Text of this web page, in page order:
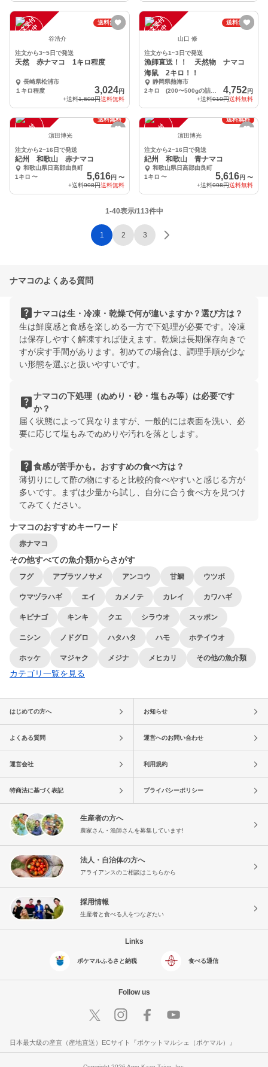
注
文
受
付
停
止
中
送料無料
谷浩介
注文から3~5日で発送
天然 赤ナマコ 1キロ程度
長崎県松浦市
１キロ程度
3,024円
+送料1,600円送料無料
注
文
受
付
停
止
中
送料無料
山口 修
注文から1~3日で発送
漁師直送！！ 天然物 ナマコ
海鼠 2キロ！！
静岡県熱海市
2キロ (200〜500gの詰め合わせ)
4,752円
+送料910円送料無料
注
文
受
付
停
止
送料無料
濵田博光
注文から2~16日で発送
紀州 和歌山 赤ナマコ
和歌山県日高郡由良町
1キロ 〜 5,616円 〜
+送料998円送料無料
注
文
受
付
停
止
送料無料
濵田博光
注文から2~16日で発送
紀州 和歌山 青ナマコ
和歌山県日高郡由良町
1キロ 〜 5,616円 〜
+送料998円送料無料
1-40表示/113件中
1 2 3
ナマコのよくある質問
live_helpナマコは生・冷凍・乾燥で何が違いますか？選び方は？
生は鮮度感と食感を楽しめる一方で下処理が必要です。冷凍
は保存しやすく解凍すれば使えます。乾燥は長期保存向きで
すが戻す手間があります。初めての場合は、調理手順が少な
い形態を選ぶと扱いやすいです。
live_helpナマコの下処理（ぬめり・砂・塩もみ等）は必要です
か？
届く状態によって異なりますが、一般的には表面を洗い、必
要に応じて塩もみでぬめりや汚れを落とします。
live_help食感が苦手かも。おすすめの食べ方は？
薄切りにして酢の物にすると比較的食べやすいと感じる方が
多いです。まずは少量から試し、自分に合う食べ方を見つけ
てみてください。
ナマコのおすすめキーワード
赤ナマコ
その他すべての魚介類からさがす
フグ アブラツノサメ アンコウ 甘鯛 ウツボ
ウマヅラハギ エイ カメノテ カレイ カワハギ
キビナゴ キンキ クエ シラウオ スッポン
ニシン ノドグロ ハタハタ ハモ ホテイウオ
ホッケ マジャク メジナ メヒカリ その他の魚介類
カテゴリ一覧を見る
はじめての方へ お知らせ
よくある質問 運営へのお問い合わせ
運営会社 利用規約
特商法に基づく表記 プライバシーポリシー
生産者の方へ
農家さん・漁師さんを募集しています!
法人・自治体の方へ
アライアンスのご相談はこちらから
採用情報
生産者と食べる人をつなぎたい
Links
ポケマルふるさと納税 食べる通信
Follow us
日本最大級の産直（産地直送）ECサイト『ポケットマルシェ（ポケマル）』